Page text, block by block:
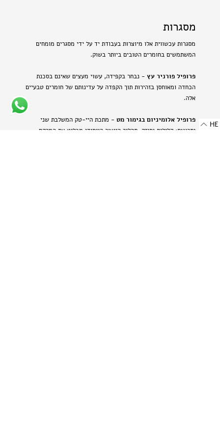
מסגרות
מסגרות עכשווית אלו מיוצרות בעבודת יד על ידי מסגרים מומחים
המשתמשים בחומרים הטובים ביותר בשוק.
פרופיל פורניר עץ - נבחר בקפידה, עשוי מעצים שאינם בסכנת
הכחדה ומאוחסן בזהירות תוך הקפדה על עדינותם של חומרים טבעיים
אלה.
פרופיל אלומיניום בגימור מט - מתכת היי-טק המשלבת שני
יתרונות: קלילות וחוזק. תהליך הייצור הייחודי מבליט את המרקם
HE